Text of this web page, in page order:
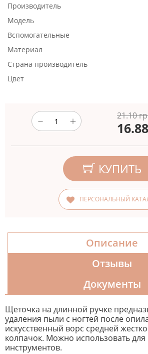
Производитель
Модель
Вспомогательные
Материал
Страна производитель
Цвет
21.10
16.88
КУПИТЬ
ПЕРСОНАЛЬНЫЙ
Описание
Отзывы
Документы
Щеточка на длинной ручке
удаления пыли с ногтей после
искусственный ворс средней
колпачок. Можно использовать
инструментов.